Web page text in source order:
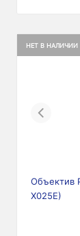
НЕТ В НАЛИЧИИ
Объектив
X025E)